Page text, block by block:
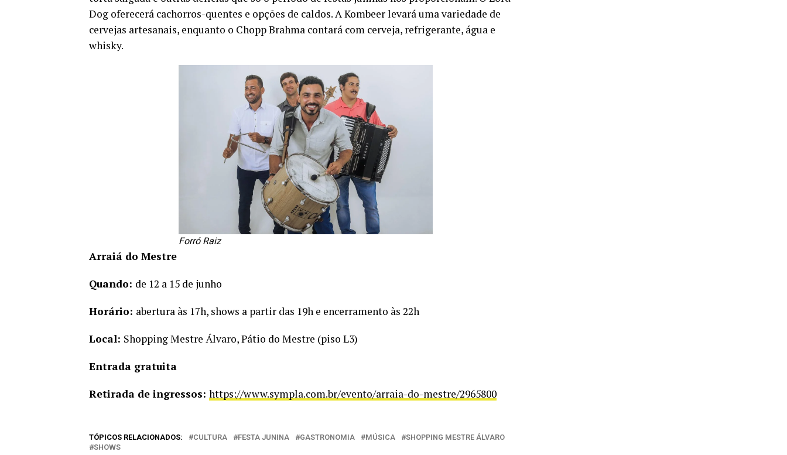
Dog oferecerá cachorros-quentes e opções de caldos. A Kombeer levará uma variedade de
cervejas artesanais, enquanto o Chopp Brahma contará com cerveja, refrigerante, água e
whisky.
Forró Raiz
Arraiá do Mestre
Quando: de 12 a 15 de junho
Horário: abertura às 17h, shows a partir das 19h e encerramento às 22h
Local: Shopping Mestre Álvaro, Pátio do Mestre (piso L3)
Entrada gratuita
Retirada de ingressos: https://www.sympla.com.br/evento/arraia-do-mestre/2965800
TÓPICOS RELACIONADOS: CULTURA FESTA JUNINA GASTRONOMIA MÚSICA
SHOPPING MESTRE ÁLVARO
SHOWS